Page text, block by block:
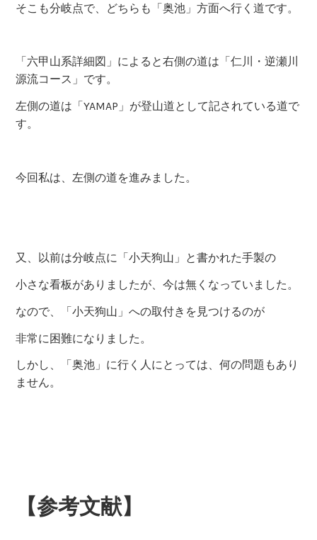
そこも分岐点で、どちらも「奥池」方面へ行く道です。
「六甲山系詳細図」によると右側の道は「仁川・逆瀬川
源流コース」です。
左側の道は「YAMAP」が登山道として記されている道で
す。
今回私は、左側の道を進みました。
又、以前は分岐点に「小天狗山」と書かれた手製の
小さな看板がありましたが、今は無くなっていました。
なので、「小天狗山」への取付きを見つけるのが
非常に困難になりました。
しかし、「奥池」に行く人にとっては、何の問題もあり
ません。
【参考文献】